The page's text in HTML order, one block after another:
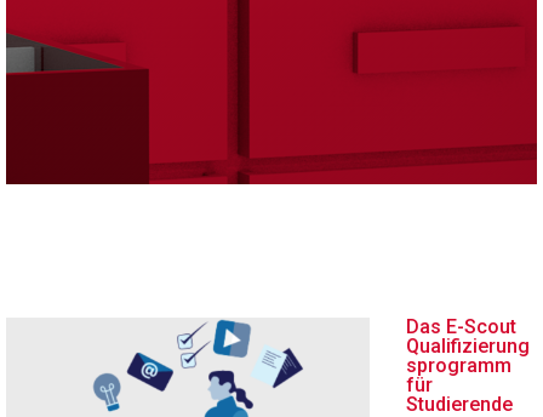
Das E-Scout
Qualifizierung
sprogramm
für
Studierende